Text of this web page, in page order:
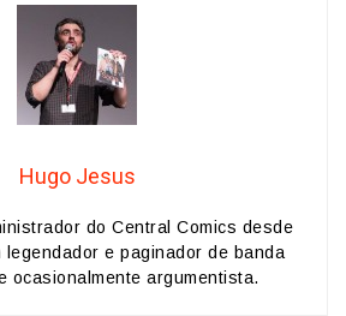
Hugo Jesus
do Central Comics desde
legendador e paginador de banda
ocasionalmente argumentista.